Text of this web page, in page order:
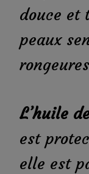
douce et
peaux
L’huile
est
elle est